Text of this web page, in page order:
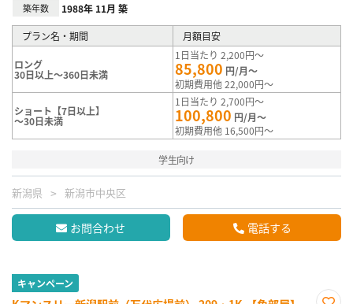
築年数 1988年 11月 築
プラン名・期間 月額目安
ロング
30日以上～360日未満
1日当たり 2,200円～
85,800 円/月～
初期費用他 22,000円～
ショート【7日以上】
～30日未満
1日当たり 2,700円～
100,800 円/月～
初期費用他 16,500円～
学生向け
新潟県 新潟市中央区
お問合わせ 電話する
キャンペーン